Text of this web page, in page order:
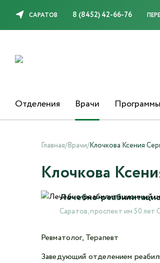
САРАТОВ 8 (8452) 42-66-76
Отделения Врачи Программы
Главная/Врачи/Клочкова Ксения
Клочкова
Лечебно-
Саратов, проспект им 50
Ревматолог, Терапевт
Заведующий отделением